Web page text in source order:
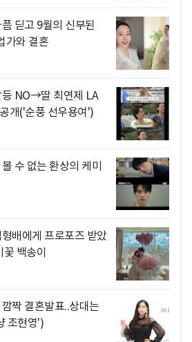
딛고 9월의 신부된
가와 결혼
등 NO→딸 최연제 LA
개('순풍 선우용여')
수 없는 환상의 케미
배에게 프로포즈 받았
백송이
짝 결혼발표..상대는
조현영')